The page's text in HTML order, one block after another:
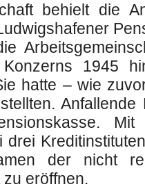
behielt die
1945
hatte – wie
Anfallende
drei
der nicht
eröffnen.